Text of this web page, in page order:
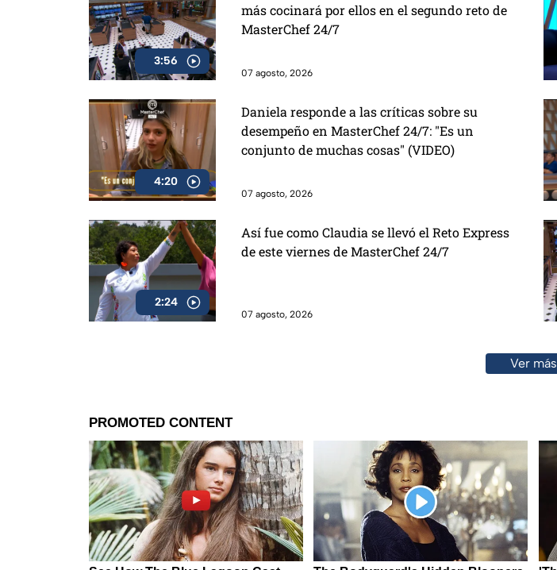
3:56
más cocinará por ellos en el segundo reto de
MasterChef 24/7
07 agosto, 2026
4:20
Daniela responde a las críticas sobre su
desempeño en MasterChef 24/7: "Es un
conjunto de muchas cosas" (VIDEO)
07 agosto, 2026
2:24
Así fue como Claudia se llevó el Reto Express
de este viernes de MasterChef 24/7
07 agosto, 2026
Ver más